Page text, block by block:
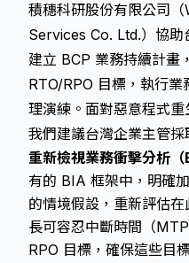
積穗科研股份有限公司
Services Co. Ltd.）協助
建立 BCP 業務持續計畫
RTO/RPO 目標，執行
理演練。面對惡意程式重
我們建議台灣企業主管採
重新檢視業務衝擊分析（
有的 BIA 框架中，明確
的情境假設，重新評估
長可容忍中斷時間（
RPO 目標，確保這些目